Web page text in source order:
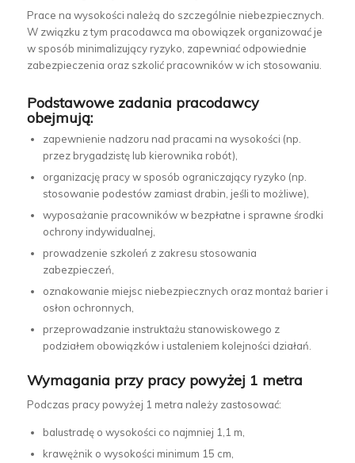
Prace na wysokości należą do szczególnie niebezpiecznych.
W związku z tym pracodawca ma obowiązek organizować je
w sposób minimalizujący ryzyko, zapewniać odpowiednie
zabezpieczenia oraz szkolić pracowników w ich stosowaniu.
Podstawowe zadania pracodawcy
obejmują:
zapewnienie nadzoru nad pracami na wysokości (np.
przez brygadzistę lub kierownika robót),
organizację pracy w sposób ograniczający ryzyko (np.
stosowanie podestów zamiast drabin, jeśli to możliwe),
wyposażanie pracowników w bezpłatne i sprawne środki
ochrony indywidualnej,
prowadzenie szkoleń z zakresu stosowania
zabezpieczeń,
oznakowanie miejsc niebezpiecznych oraz montaż barier i
osłon ochronnych,
przeprowadzanie instruktażu stanowiskowego z
podziałem obowiązków i ustaleniem kolejności działań.
Wymagania przy pracy powyżej 1 metra
Podczas pracy powyżej 1 metra należy zastosować:
balustradę o wysokości co najmniej 1,1 m,
krawężnik o wysokości minimum 15 cm,